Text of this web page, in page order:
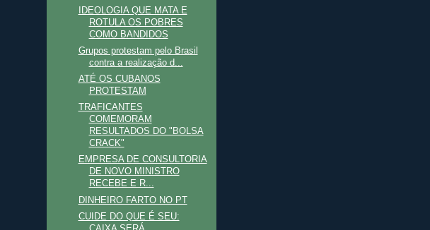
IDEOLOGIA QUE MATA E
ROTULA OS POBRES
COMO BANDIDOS
Grupos protestam pelo Brasil
contra a realização d...
ATÉ OS CUBANOS
PROTESTAM
TRAFICANTES
COMEMORAM
RESULTADOS DO "BOLSA
CRACK"
EMPRESA DE CONSULTORIA
DE NOVO MINISTRO
RECEBE E R...
DINHEIRO FARTO NO PT
CUIDE DO QUE É SEU: